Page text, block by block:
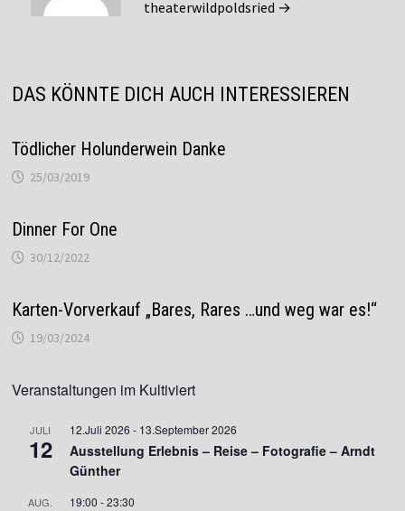
theaterwildpoldsried →
DAS KÖNNTE DICH AUCH INTERESSIEREN
Tödlicher Holunderwein Danke
25/03/2019
Dinner For One
30/12/2022
Karten-Vorverkauf „Bares, Rares …und weg war es!“
19/03/2024
Veranstaltungen im Kultiviert
JULI
12
12.Juli 2026 - 13.September 2026
Ausstellung Erlebnis – Reise – Fotografie – Arndt
Günther
AUG. 19:00 -23:30